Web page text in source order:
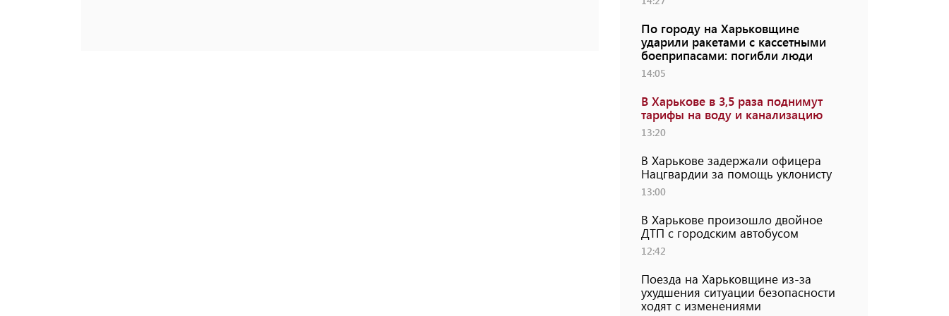
По городу на Харьковщине
ударили ракетами с кассетными
боеприпасами: погибли люди
14:05
В Харькове в 3,5 раза поднимут
тарифы на воду и канализацию
13:20
В Харькове задержали офицера
Нацгвардии за помощь уклонисту
13:00
В Харькове произошло двойное
ДТП с городским автобусом
12:42
Поезда на Харьковщине из-за
ухудшения ситуации безопасности
ходят с изменениями